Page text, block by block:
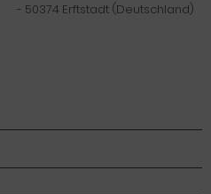
- 50374 Erftstadt (Deutschland)